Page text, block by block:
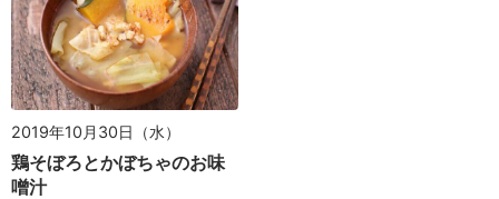
2019年10月30日（水）
鶏そぼろとかぼちゃのお味
噌汁